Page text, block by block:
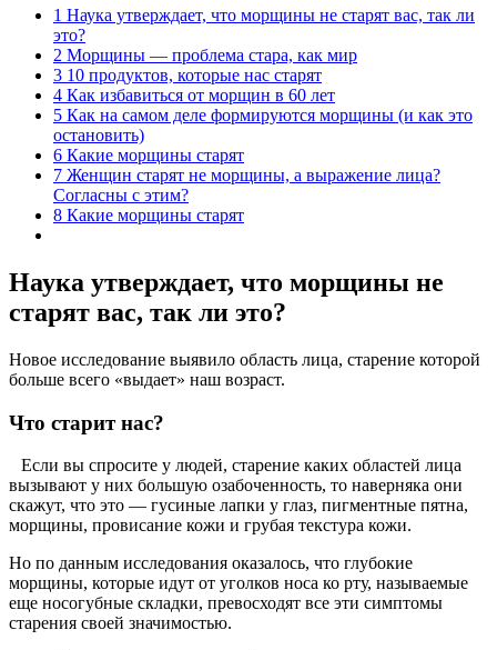
1 Наука утверждает, что морщины не старят вас, так ли
это?
2 Морщины — проблема стара, как мир
3 10 продуктов, которые нас старят
4 Как избавиться от морщин в 60 лет
5 Как на самом деле формируются морщины (и как это
остановить)
6 Какие морщины старят
7 Женщин старят не морщины, а выражение лица?
Согласны с этим?
8 Какие морщины старят
Наука утверждает, что морщины не
старят вас, так ли это?
Новое исследование выявило область лица, старение которой
больше всего «выдает» наш возраст.
Что старит нас?
Если вы спросите у людей, старение каких областей лица
вызывают у них большую озабоченность, то наверняка они
скажут, что это — гусиные лапки у глаз, пигментные пятна,
морщины, провисание кожи и грубая текстура кожи.
Но по данным исследования оказалось, что глубокие
морщины, которые идут от уголков носа ко рту, называемые
еще носогубные складки, превосходят все эти симптомы
старения своей значимостью.